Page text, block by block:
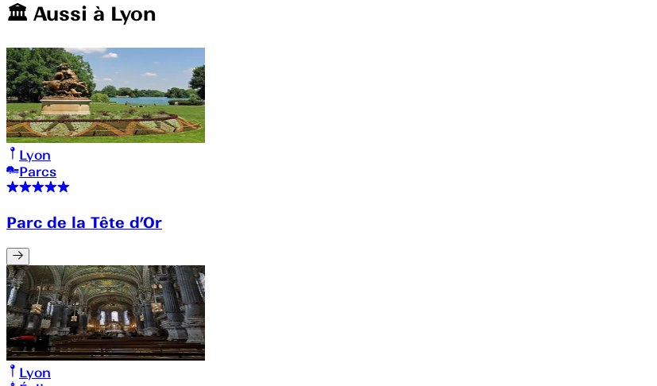
🏛️️ Aussi à Lyon
Lyon
Parcs
Parc de la Tête d’Or
Lyon